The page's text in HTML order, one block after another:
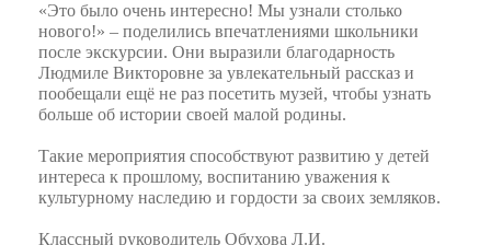
«Это было очень интересно! Мы узнали столько
нового!» – поделились впечатлениями школьники
после экскурсии. Они выразили благодарность
Людмиле Викторовне за увлекательный рассказ и
пообещали ещё не раз посетить музей, чтобы узнать
больше об истории своей малой родины.
Такие мероприятия способствуют развитию у детей
интереса к прошлому, воспитанию уважения к
культурному наследию и гордости за своих земляков.
Классный руководитель Обухова Л.И.